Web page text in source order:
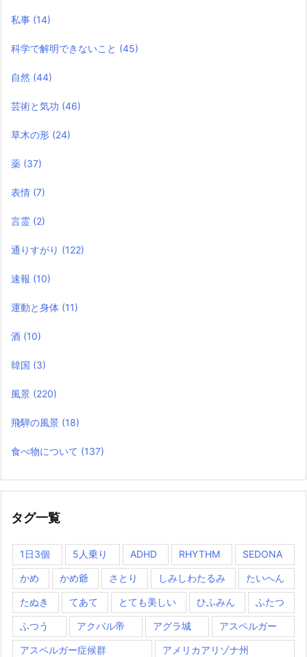
私事 (14)
科学で解明できないこと (45)
自然 (44)
芸術と気功 (46)
草木の形 (24)
薬 (37)
表情 (7)
言霊 (2)
通りすがり (122)
速報 (10)
運動と身体 (11)
酒 (10)
韓国 (3)
風景 (220)
飛騨の風景 (18)
食べ物について (137)
タグ一覧
1日3個 5人乗り ADHD RHYTHM SEDONA
かめ かめ爺 さとり しみしわたるみ たいへん
たぬき てあて とても美しい ひふみん ふたつ
ふつう アクバル帝 アグラ城 アスペルガー
アスペルガー症候群 アメリカアリゾナ州